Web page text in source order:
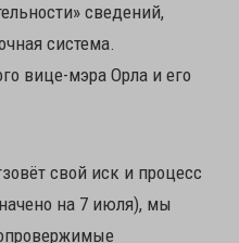
сведений,
система.
вице-мэра Орла и его
свой иск и процесс
на 7 июля), мы